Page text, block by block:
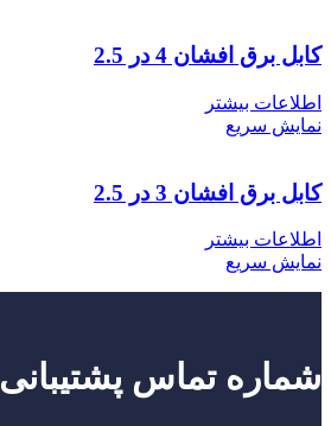
کابل برق افشان 4 در 2.5
اطلاعات بیشتر
نمایش سریع
کابل برق افشان 3 در 2.5
اطلاعات بیشتر
نمایش سریع
شماره تماس پشتیبانی